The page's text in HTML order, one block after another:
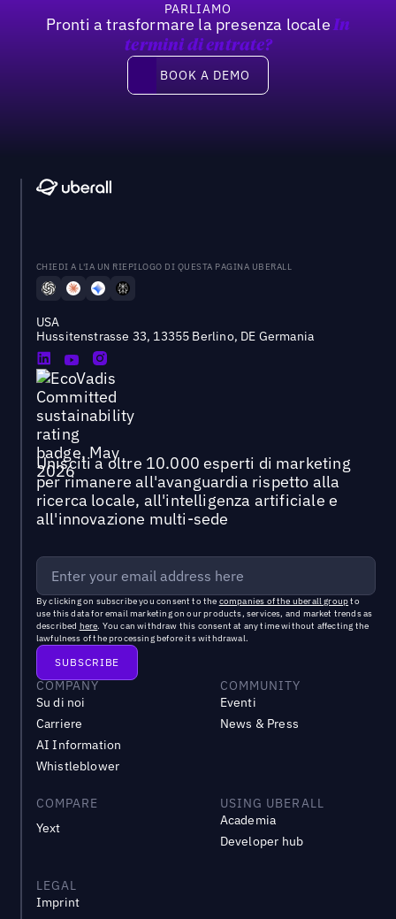
PARLIAMO
Pronti a trasformare la presenza locale In
termini di entrate?
Book a demo
BOOK A DEMO
CHIEDI A L'IA UN RIEPILOGO DI QUESTA PAGINA UBERALL
USA
Hussitenstrasse 33, 13355 Berlino, DE Germania
Unisciti a oltre 10.000 esperti di marketing
per rimanere all'avanguardia rispetto alla
ricerca locale, all'intelligenza artificiale e
all'innovazione multi-sede
By clicking on subscribe you consent to the companies of the uberall groupto
use this data for email marketing on our products, services, and market trends as
described here. You can withdraw this consent at any time without affecting the
lawfulness of the processing before its withdrawal.
COMPANY
Su di noi
Carriere
AI Information
Whistleblower
COMMUNITY
Eventi
News & Press
COMPARE
Yext
USING UBERALL
Academia
Developer hub
LEGAL
Imprint